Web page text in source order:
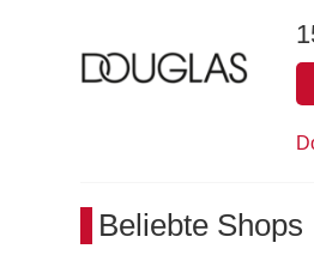
Beliebte Shops